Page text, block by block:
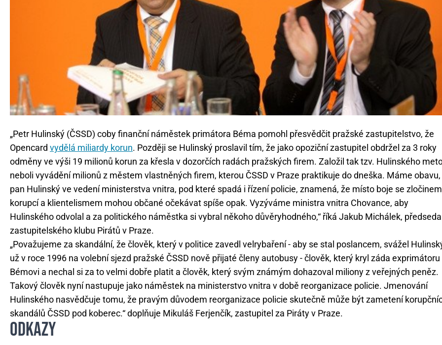
„Petr Hulinský (ČSSD) coby finanční náměstek primátora Béma pomohl přesvědčit pražské zastupitelstvo, že
Opencard vydělá miliardy korun. Později se Hulinský proslavil tím, že jako opoziční zastupitel obdržel za 3 roky
odměny ve výši 19 milionů korun za křesla v dozorčích radách pražských firem. Založil tak tzv. Hulinského
neboli vyvádění milionů z městem vlastněných firem, kterou ČSSD v Praze praktikuje do dneška. Máme obavu,
pan Hulinský ve vedení ministerstva vnitra, pod které spadá i řízení policie, znamená, že místo boje se
korupcí a klientelismem mohou občané očekávat spíše opak. Vyzýváme ministra vnitra Chovance, aby
Hulinského odvolal a za politického náměstka si vybral někoho důvěryhodného,“ říká Jakub Michálek, předseda
zastupitelského klubu Pirátů v Praze.
„Považujeme za skandální, že člověk, který v politice zavedl velrybaření - aby se stal poslancem, svážel
už v roce 1996 na volební sjezd pražské ČSSD nově přijaté členy autobusy - člověk, který kryl záda exprimátoru
Bémovi a nechal si za to velmi dobře platit a člověk, který svým známým dohazoval miliony z veřejných peněz.
Takový člověk nyní nastupuje jako náměstek na ministerstvo vnitra v době reorganizace policie. Jmenování
Hulinského nasvědčuje tomu, že pravým důvodem reorganizace policie skutečně může být zametení
skandálů ČSSD pod koberec.“ doplňuje Mikuláš Ferjenčík, zastupitel za Piráty v Praze.
ODKAZY